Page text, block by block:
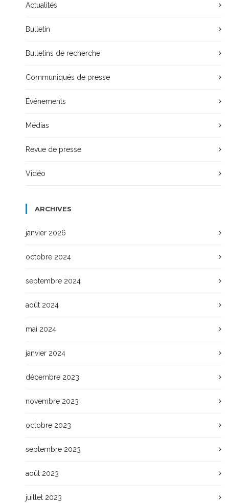
Actualités
Bulletin
Bulletins de recherche
Communiqués de presse
Événements
Médias
Revue de presse
Vidéo
ARCHIVES
janvier 2026
octobre 2024
septembre 2024
août 2024
mai 2024
janvier 2024
décembre 2023
novembre 2023
octobre 2023
septembre 2023
août 2023
juillet 2023